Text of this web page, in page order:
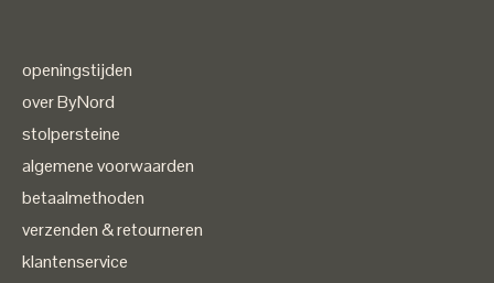
openingstijden
over ByNord
stolpersteine
algemene voorwaarden
betaalmethoden
verzenden & retourneren
klantenservice